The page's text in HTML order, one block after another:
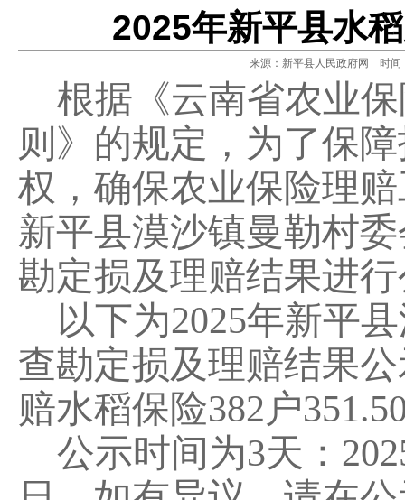
2025年新平县水
来源：新平县人民政府网 时
根据《云南省农业
则》的规定，为了保
权，确保农业保险理
新平县漠沙镇曼勒村
勘定损及理赔结果进
以下为2025年新平县
查勘定损及理赔结果
赔水稻保险382 户
公示时间为3天：